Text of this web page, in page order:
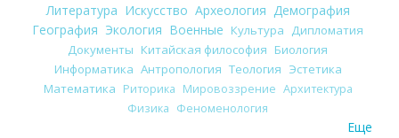
Литература Искусство Археология Демография
География Экология Военные Культура
Дипломатия
Документы Китайская философия Биология
Информатика Антропология Теология Эстетика
Математика Риторика Мировоззрение Архитектура
Физика Феноменология
Еще